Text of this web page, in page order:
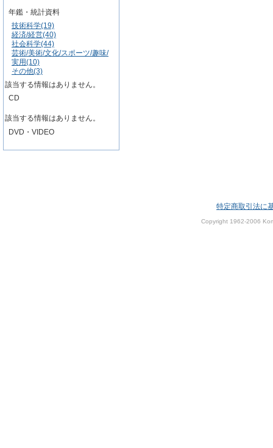
年鑑・統計資料
技術科学(19)
経済/経営(40)
社会科学(44)
芸術/美術/文化/スポーツ/趣味/
実用(10)
その他(3)
該当する情報はありません。
CD
該当する情報はありません。
DVD・VIDEO
特定商取引法に
Copyright 1962-2006